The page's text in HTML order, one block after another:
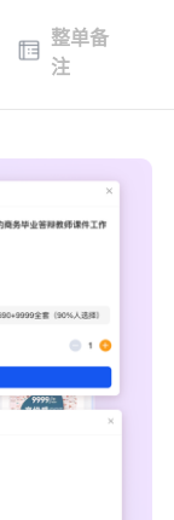
整单备
注